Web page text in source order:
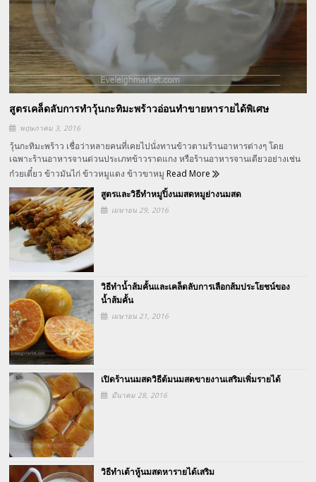
สูตรเคล็ดลับการทำวุ้นกะทิมะพร้าวอ่อนทำขายหารายได้พิเศษ
พฤษภาคม 3, 2016
วุ้นกะทิมะพร้าว เชื่อว่าหลายคนที่เคยไปนั่งทานข้าวตามร้านอาหารต่างๆ โดย
เฉพาะร้านอาหารจานด่วนประเภทข้าวราดแกง หรือร้านอาหารจานเดียวอย่างเช่น
ก๋วยเตี๋ยว ข้าวมันไก่ ข้าวหมูแดง ข้าวขาหมู Read More
สูตรและวิธีทำหมูปิ้งนมสดหมูย่างนมสด
เมษายน 29, 2016
วิธีทำน้ำส้มคั้นและเคล็ดลับการเลือกส้มประโยชน์ของ
น้ำส้มคั้น
เมษายน 21, 2016
เปิดร้านนมสดวิธีต้มนมสดขายงานเสริมเพิ่มรายได้
มีนาคม 28, 2016
วิธีทำเต้าหู้นมสดหารายได้เสริม